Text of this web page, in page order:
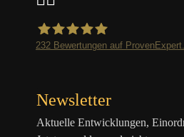
232 Bewertungen auf
Newsletter
Aktuelle Entwicklungen,